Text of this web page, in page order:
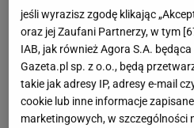
da się jednak ukryć, że
uczucia wśród Polaków. A
dyscypliny i bez problemu
ten quiz sportowy?
jeśli wyrazisz zgodę klikając
oraz jej Zaufani Partnerzy, w tym [
IAB, jak również Agora S.A.
Gazeta.pl sp. z o.o., będą
takie jak adresy IP, adresy e-mail
cookie lub inne informacje
marketingowych, w szczególności